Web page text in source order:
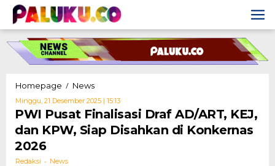
Skip
content
Homepage / NewsPWI
Pusat
Finalisasi
Draf
AD/ART,
KEJ,
Minggu, 21 Desember 2025 | 15:13Oleh
Redaksi
PWI Pusat Finalisasi Draf AD/ART, KEJ,
dan KPW, Siap Disahkan di Konkernas
2026
Redaksi - News